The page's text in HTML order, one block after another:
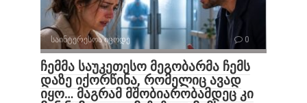
საინტერესოა იცოდე 0
ჩემმა საუკეთესო მეგობარმა ჩემს
დაზე იქორწინა, რომელიც ავად
იყო… მაგრამ მშობიარობამდეც კი